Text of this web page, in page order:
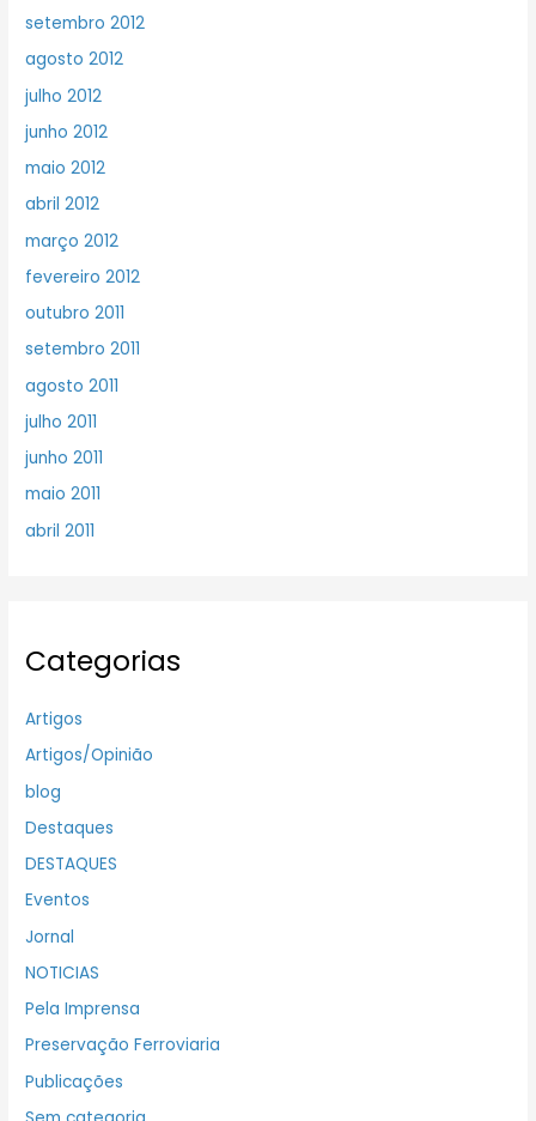
setembro 2012
agosto 2012
julho 2012
junho 2012
maio 2012
abril 2012
março 2012
fevereiro 2012
outubro 2011
setembro 2011
agosto 2011
julho 2011
junho 2011
maio 2011
abril 2011
Categorias
Artigos
Artigos/Opinião
blog
Destaques
DESTAQUES
Eventos
Jornal
NOTICIAS
Pela Imprensa
Preservação Ferroviaria
Publicações